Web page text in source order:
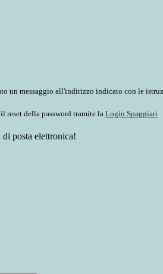
un messaggio all'indirizzo indicato con le
reset della password tramite la Login Spaggiari
posta elettronica!